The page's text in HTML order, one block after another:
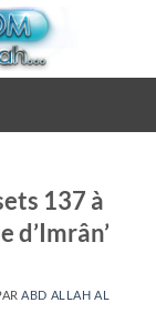
137 à
d’Imrân’
ABD ALLAH AL